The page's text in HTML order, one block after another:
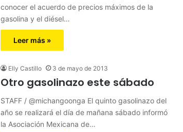
conocer el acuerdo de precios máximos de la
gasolina y el diésel…
Leer más »
Elly Castillo 3 de mayo de 2013
Otro gasolinazo este sábado
STAFF / @michangoonga El quinto gasolinazo del
año se realizará el día de mañana sábado informó
la Asociación Mexicana de…